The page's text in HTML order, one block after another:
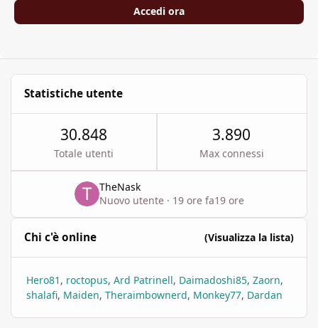
Accedi ora
Statistiche utente
30.848
Totale utenti
3.890
Max connessi
TheNask
Nuovo utente · 19 ore fa19 ore
Chi c'è online (Visualizza la lista)
Hero81 roctopus Ard Patrinell Daimadoshi85 Zaorn
shalafi Maiden Theraimbownerd Monkey77 Dardan